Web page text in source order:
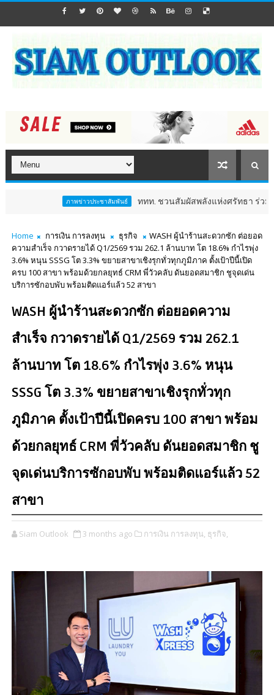
ภาพข่าวประชาสัมพันธ์ ททท. ชวนสัมผัสพลังแห่งศรัทธา ร่วมงาน "ห่มผ้
Home การเงิน การลงทุน ธุรกิจ
WASH ผู้นำร้านสะดวกซัก ต่อยอด
ความสำเร็จ กวาดรายได้ Q1/2569 รวม 262.1 ล้านบาท โต 18.6% กำไรพุ่ง
3.6% หนุน SSSG โต 3.3% ขยายสาขาเชิงรุกทั่วทุกภูมิภาค ตั้งเป้าปีนี้เปิด
ครบ 100 สาขา พร้อมด้วยกลยุทธ์ CRM พี่วัวคลับ ดันยอดสมาชิก ชูจุดเด่น
บริการซักอบพับ พร้อมติดแอร์แล้ว 52 สาขา
WASH ผู้นำร้านสะดวกซัก ต่อยอดความ
สำเร็จ กวาดรายได้ Q1/2569 รวม 262.1
ล้านบาท โต 18.6% กำไรพุ่ง 3.6% หนุน
SSSG โต 3.3% ขยายสาขาเชิงรุกทั่วทุก
ภูมิภาค ตั้งเป้าปีนี้เปิดครบ 100 สาขา พร้อม
ด้วยกลยุทธ์ CRM พี่วัวคลับ ดันยอดสมาชิก ชู
จุดเด่นบริการซักอบพับ พร้อมติดแอร์แล้ว 52
สาขา
Siam Outlook 3 months ago การเงิน การลงทุน, ธุรกิจ,